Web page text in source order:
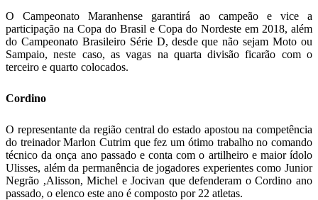
O Campeonato Maranhense garantirá ao campeão e vice a
participação na Copa do Brasil e Copa do Nordeste em 2018, além
do Campeonato Brasileiro Série D, desde que não sejam Moto ou
Sampaio, neste caso, as vagas na quarta divisão ficarão com o
terceiro e quarto colocados.
Cordino
O representante da região central do estado apostou na competência
do treinador Marlon Cutrim que fez um ótimo trabalho no comando
técnico da onça ano passado e conta com o artilheiro e maior ídolo
Ulisses, além da permanência de jogadores experientes como Junior
Negrão ,Alisson, Michel e Jocivan que defenderam o Cordino ano
passado, o elenco este ano é composto por 22 atletas.